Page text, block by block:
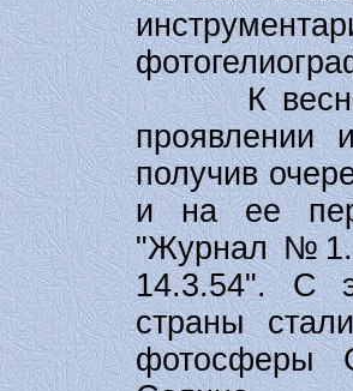
К весне
проявлении
получив
и на ее
"Журнал №1.
14.3.54". С
страны
фотосферы